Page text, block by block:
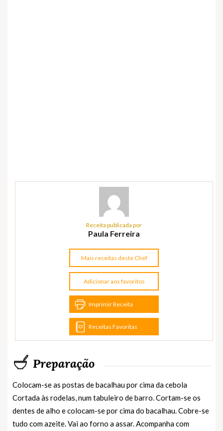
Receita publicada por
Paula Ferreira
Mais receitas deste Chef
Adicionar aos favoritos
Imprimir Receita
Receitas Favoritas
Preparação
Colocam-se as postas de bacalhau por cima da cebola
Cortada às rodelas, num tabuleiro de barro. Cortam-se os
dentes de alho e colocam-se por cima do bacalhau. Cobre-se
tudo com azeite. Vai ao forno a assar. Acompanha com